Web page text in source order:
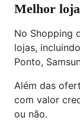
Melhor
No Shopping
lojas,
Ponto,
Além das
com valor
ou não.